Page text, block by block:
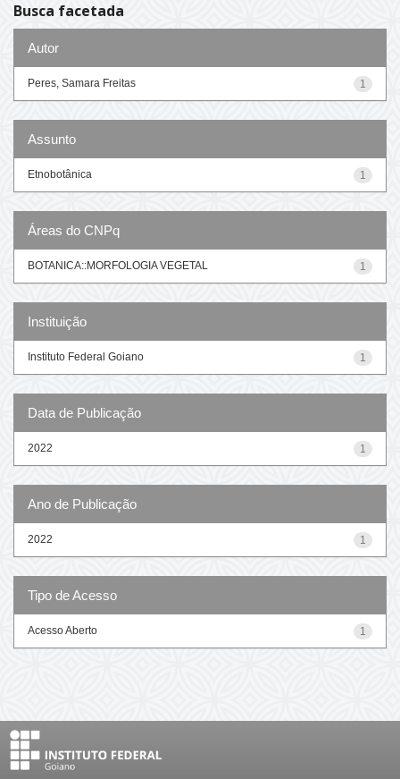
Busca facetada
Autor
1
Peres, Samara Freitas
Assunto
1
Etnobotânica
Áreas do CNPq
1
BOTANICA::MORFOLOGIA VEGETAL
Instituição
1
Instituto Federal Goiano
Data de Publicação
1
2022
Ano de Publicação
1
2022
Tipo de Acesso
1
Acesso Aberto